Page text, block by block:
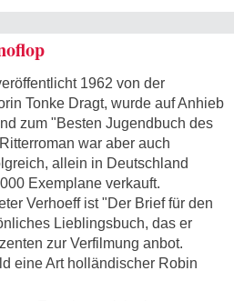
1962 von der
Tonke Dragt, wurde auf Anhieb
zum "Besten Jugendbuch des
war aber auch
allein in Deutschland
Exemplane verkauft.
Verhoeff ist "Der Brief für den
Lieblingsbuch, das er
zur Verfilmung anbot.
eine Art holländischer Robin